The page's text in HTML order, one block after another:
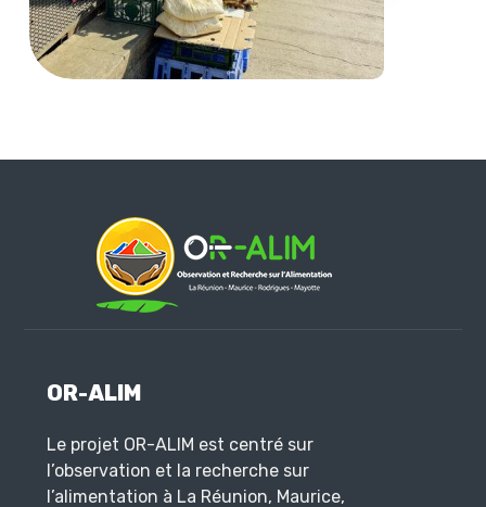
OR-ALIM
Le projet OR-ALIM est centré sur
l’observation et la recherche sur
l’alimentation à La Réunion, Maurice,